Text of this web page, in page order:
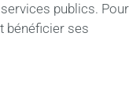
publics. Pour
bénéficier ses